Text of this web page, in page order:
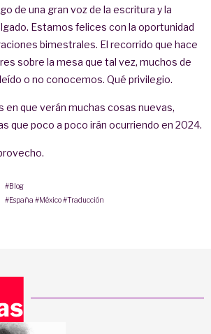
de una gran voz de la escritura y la
Estamos felices con la oportunidad
bimestrales. El recorrido que hace
sobre la mesa que tal vez, muchos de
o no conocemos. Qué privilegio.
en que verán muchas cosas nuevas,
que poco a poco irán ocurriendo en 2024.
#Blog
#España #México#Traducción